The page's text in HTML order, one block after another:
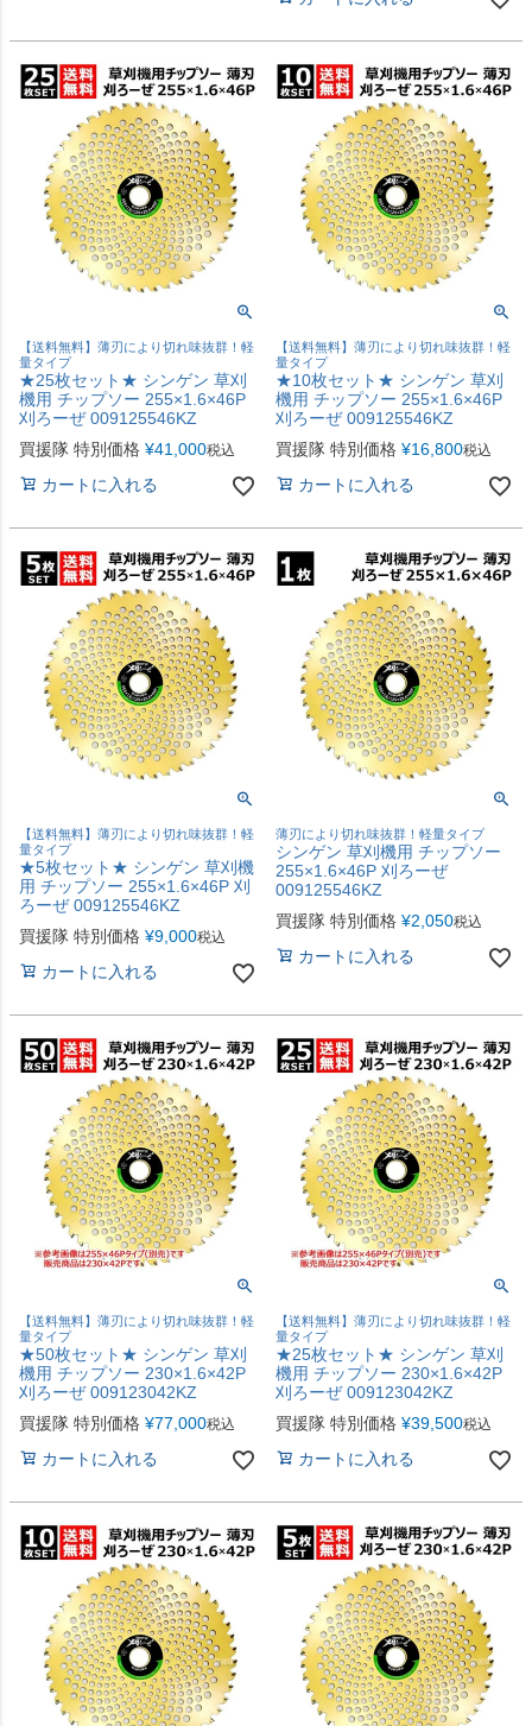
【送料無料】薄刃により切れ味抜群！軽
量タイプ
★25枚セット★ シンゲン 草刈
機用 チップソー 255×1.6×46P
刈ろーぜ 009125546KZ
買援隊 特別価格 ¥41,000税込
カートに入れる
【送料無料】薄刃により切れ味抜群！軽
量タイプ
★10枚セット★ シンゲン 草刈
機用 チップソー 255×1.6×46P
刈ろーぜ 009125546KZ
買援隊 特別価格 ¥16,800税込
カートに入れる
【送料無料】薄刃により切れ味抜群！軽
量タイプ
★5枚セット★ シンゲン 草刈機
用 チップソー 255×1.6×46P 刈
ろーぜ 009125546KZ
買援隊 特別価格 ¥9,000税込
カートに入れる
薄刃により切れ味抜群！軽量タイプ
シンゲン 草刈機用 チップソー
255×1.6×46P 刈ろーぜ
009125546KZ
買援隊 特別価格 ¥2,050税込
カートに入れる
【送料無料】薄刃により切れ味抜群！軽
量タイプ
★50枚セット★ シンゲン 草刈
機用 チップソー 230×1.6×42P
刈ろーぜ 009123042KZ
買援隊 特別価格 ¥77,000税込
カートに入れる
【送料無料】薄刃により切れ味抜群！軽
量タイプ
★25枚セット★ シンゲン 草刈
機用 チップソー 230×1.6×42P
刈ろーぜ 009123042KZ
買援隊 特別価格 ¥39,500税込
カートに入れる